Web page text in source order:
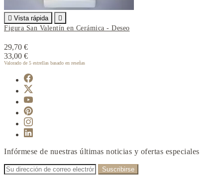
 Vista rápida

Figura San Valentín en Cerámica - Deseo
29,70 €
33,00 €
Valorado de 5 estrellas basado en reseñas
Infórmese de nuestras últimas noticias y ofertas especiales